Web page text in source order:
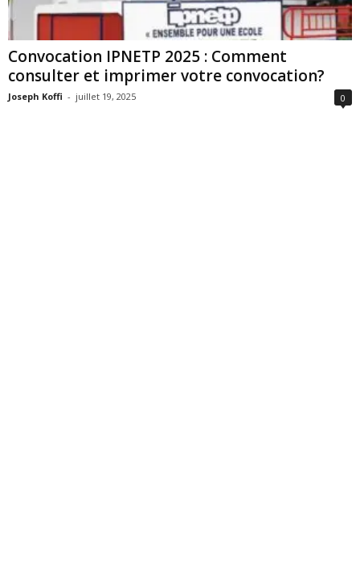
Convocation IPNETP 2025 : Comment
consulter et imprimer votre convocation?
Joseph Koffi - juillet 19, 2025 0